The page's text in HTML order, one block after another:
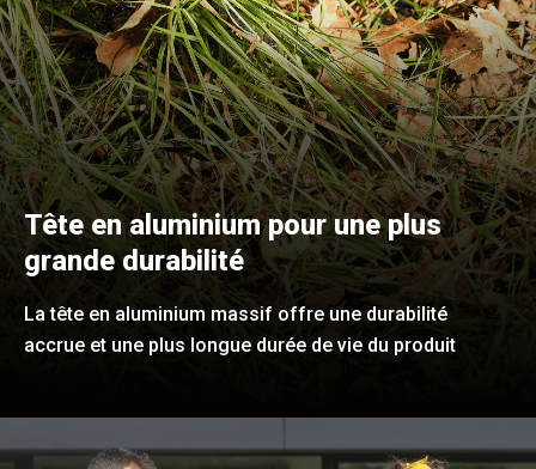
Tête en aluminium pour une plus
grande durabilité
La tête en aluminium massif offre une durabilité
accrue et une plus longue durée de vie du produit